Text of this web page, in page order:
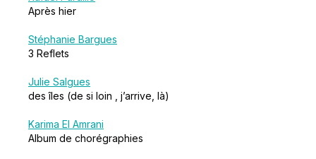
Après hier
Stéphanie Bargues
3 Reflets
Julie Salgues
des îles (de si loin , j’arrive, là)
Karima El Amrani
Album de chorégraphies